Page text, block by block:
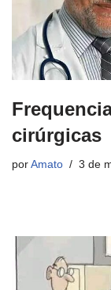
cirúrgicas
por Amato 3 de